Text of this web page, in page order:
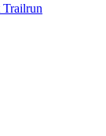
Trailrun